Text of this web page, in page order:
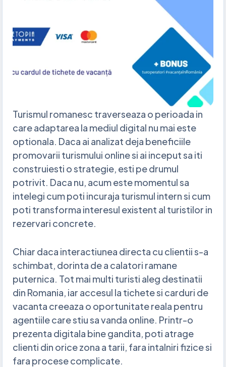
Turismul romanesc traverseaza o perioada in
care adaptarea la mediul digital nu mai este
optionala. Daca ai analizat deja beneficiile
promovarii turismului online si ai inceput sa iti
construiesti o strategie, esti pe drumul
potrivit. Daca nu, acum este momentul sa
intelegi cum poti incuraja turismul intern si cum
poti transforma interesul existent al turistilor in
rezervari concrete.
Chiar daca interactiunea directa cu clientii s-a
schimbat, dorinta de a calatori ramane
puternica. Tot mai multi turisti aleg destinatii
din Romania, iar accesul la tichete si carduri de
vacanta creeaza o oportunitate reala pentru
agentiile care stiu sa vanda online. Printr-o
prezenta digitala bine gandita, poti atrage
clienti din orice zona a tarii, fara intalniri fizice si
fara procese complicate.